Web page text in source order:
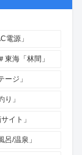
電源」
＃東海「林間」
ージ」
り」
イト」
呂/温泉」